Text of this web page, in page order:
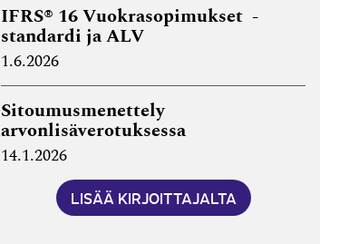
IFRS® 16 Vuokrasopimukset -
standardi ja ALV
1.6.2026
Sitoumusmenettely
arvonlisäverotuksessa
14.1.2026
LISÄÄ KIRJOITTAJALTA